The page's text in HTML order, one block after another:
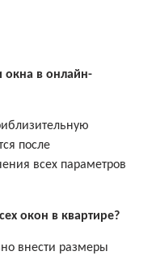
окна в онлайн-
после
всех параметров
окон в квартире?
внести размеры